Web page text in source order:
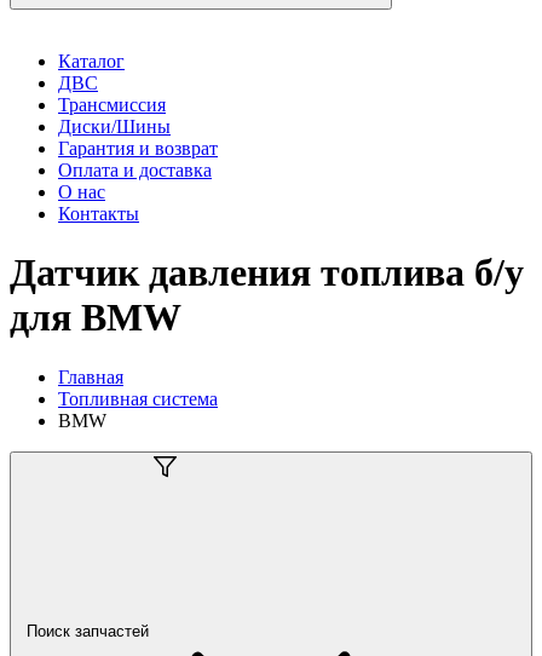
Каталог
ДВС
Трансмиссия
Диски/Шины
Гарантия и возврат
Оплата и доставка
О нас
Контакты
Датчик давления топлива б/у
для BMW
Главная
Топливная система
BMW
Поиск запчастей